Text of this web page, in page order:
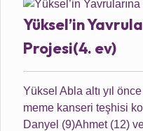
Yüksel’in
Projesi(4. ev)
Yüksel Abla altı yıl
meme kanseri teşhisi
Danyel (9)Ahmet (12)